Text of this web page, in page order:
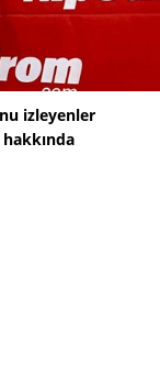
izleyenler
hakkında